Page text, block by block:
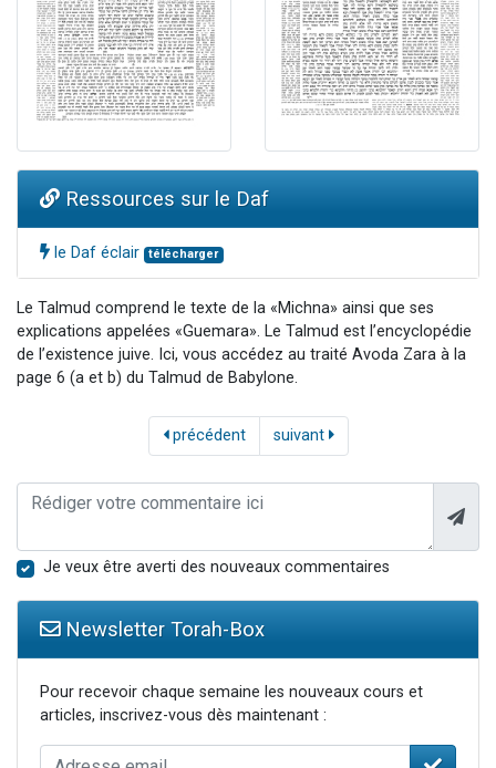
Ressources sur le Daf
le Daf éclair télécharger
Le Talmud comprend le texte de la «Michna» ainsi que ses
explications appelées «Guemara». Le Talmud est l’encyclopédie
de l’existence juive. Ici, vous accédez au traité Avoda Zara à la
page 6 (a et b) du Talmud de Babylone.
précédent suivant
Je veux être averti des nouveaux commentaires
Newsletter Torah-Box
Pour recevoir chaque semaine les nouveaux cours et
articles, inscrivez-vous dès maintenant :